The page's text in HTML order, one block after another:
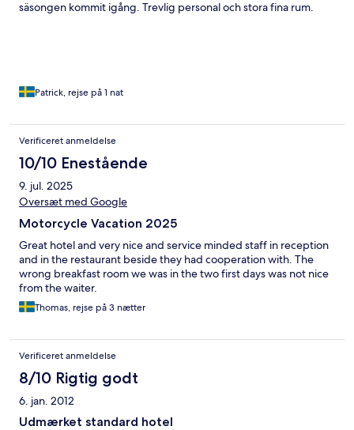
säsongen kommit igång. Trevlig personal och stora fina rum.
Patrick, rejse på 1 nat
Verificeret anmeldelse
10/10 Enestående
9. jul. 2025
Oversæt med Google
Motorcycle Vacation 2025
Great hotel and very nice and service minded staff in reception
and in the restaurant beside they had cooperation with. The
wrong breakfast room we was in the two first days was not nice
from the waiter.
Thomas, rejse på 3 nætter
Verificeret anmeldelse
8/10 Rigtig godt
6. jan. 2012
Udmærket standard hotel